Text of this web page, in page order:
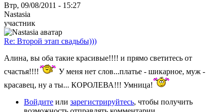
Втр, 09/08/2011 - 15:27
Nastasia
участник
Re: Второй этап свадьбы)))
Алина, вы оба такие красивые!!!! и прямо светитесь от
счастья!!!!
У меня нет слов...платье - шикарное, муж -
красавец, ну а ты... КОРОЛЕВА!!! Умница!
Войдите или зарегистрируйтесь, чтобы получить